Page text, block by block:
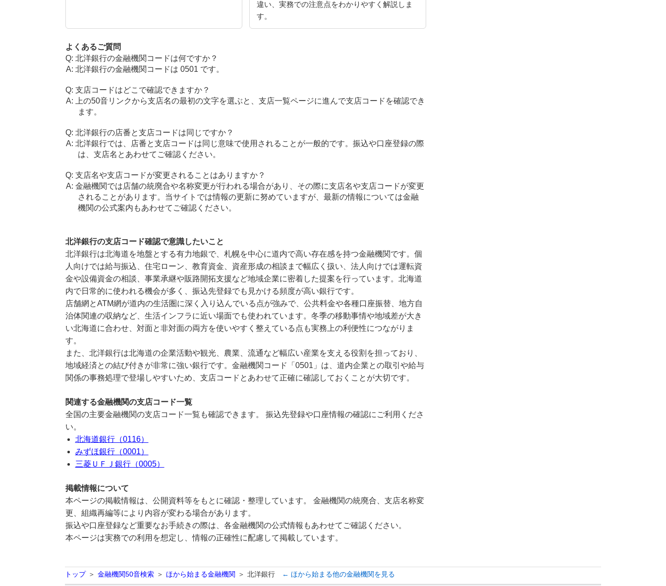
違い、実務での注意点をわかりやすく解説しま
す。
よくあるご質問
北洋銀行の金融機関コードは何ですか？
北洋銀行の金融機関コードは 0501 です。
支店コードはどこで確認できますか？
上の50音リンクから支店名の最初の文字を選ぶと、支店一覧ページに進んで支店コードを確認でき
ます。
北洋銀行の店番と支店コードは同じですか？
北洋銀行では、店番と支店コードは同じ意味で使用されることが一般的です。振込や口座登録の際
は、支店名とあわせてご確認ください。
支店名や支店コードが変更されることはありますか？
金融機関では店舗の統廃合や名称変更が行われる場合があり、その際に支店名や支店コードが変更
されることがあります。当サイトでは情報の更新に努めていますが、最新の情報については金融
機関の公式案内もあわせてご確認ください。
北洋銀行の支店コード確認で意識したいこと
北洋銀行は北海道を地盤とする有力地銀で、札幌を中心に道内で高い存在感を持つ金融機関です。個
人向けでは給与振込、住宅ローン、教育資金、資産形成の相談まで幅広く扱い、法人向けでは運転資
金や設備資金の相談、事業承継や販路開拓支援など地域企業に密着した提案を行っています。北海道
内で日常的に使われる機会が多く、振込先登録でも見かける頻度が高い銀行です。
店舗網とATM網が道内の生活圏に深く入り込んでいる点が強みで、公共料金や各種口座振替、地方自
治体関連の収納など、生活インフラに近い場面でも使われています。冬季の移動事情や地域差が大き
い北海道に合わせ、対面と非対面の両方を使いやすく整えている点も実務上の利便性につながりま
す。
また、北洋銀行は北海道の企業活動や観光、農業、流通など幅広い産業を支える役割を担っており、
地域経済との結び付きが非常に強い銀行です。金融機関コード「0501」は、道内企業との取引や給与
関係の事務処理で登場しやすいため、支店コードとあわせて正確に確認しておくことが大切です。
関連する金融機関の支店コード一覧
全国の主要金融機関の支店コード一覧も確認できます。 振込先登録や口座情報の確認にご利用くださ
い。
北海道銀行（0116）
みずほ銀行（0001）
三菱ＵＦＪ銀行（0005）
掲載情報について
本ページの掲載情報は、公開資料等をもとに確認・整理しています。 金融機関の統廃合、支店名称変
更、組織再編等により内容が変わる場合があります。
振込や口座登録など重要なお手続きの際は、各金融機関の公式情報もあわせてご確認ください。
本ページは実務での利用を想定し、情報の正確性に配慮して掲載しています。
トップ 金融機関50音検索 ほから始まる金融機関 北洋銀行 ← ほから始まる他の金融機関を見る